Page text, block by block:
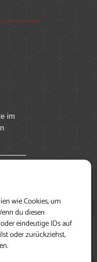
wie Cookies, um
du diesen
eindeutige IDs auf
oder zurückziehst,
im